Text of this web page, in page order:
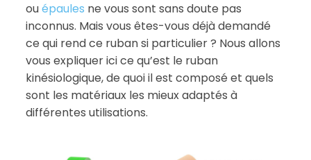
ouépaules ne vous sont sans doute pas
inconnus. Mais vous êtes-vous déjà demandé
ce qui rend ce ruban si particulier ? Nous allons
vous expliquer ici ce qu’est le ruban
kinésiologique, de quoi il est composé et quels
sont les matériaux les mieux adaptés à
différentes utilisations.